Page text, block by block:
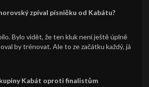
zpíval písničku od Kabátu?
Bylo vidět, že ten kluk není ještě úplně
by trénovat. Ale to ze začátku každý, já
Kabát oproti finalistům